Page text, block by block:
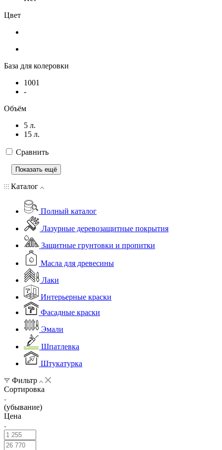
Цвет
База для колеровки
1001
-
Объём
5 л.
15 л.
Сравнить
Показать ещё
Каталог
Полный каталог
Лазурные деревозащитные покрытия
Защитные грунтовки и пропитки
Масла для древесины
Лаки
Интерьерные краски
Фасадные краски
Эмали
Шпатлевка
Штукатурка
Фильтр
Сортировка
(убывание)
Цена